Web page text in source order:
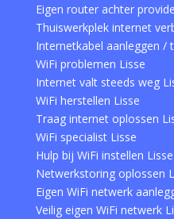
Eigen router achter
Thuiswerkplek internet
Internetkabel aanleggen /
WiFi problemen Lisse
Internet valt steeds weg
WiFi herstellen Lisse
Traag internet oplossen
WiFi specialist Lisse
Hulp bij WiFi instellen Lisse
Netwerkstoring oplossen
Eigen WiFi netwerk
Veilig eigen WiFi netwerk